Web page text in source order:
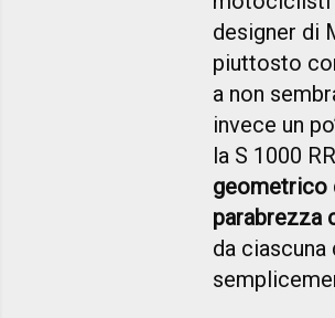
designer di
piuttosto
a non
invece un
la S 1000
geometrico
parabrezza
da ciascuna